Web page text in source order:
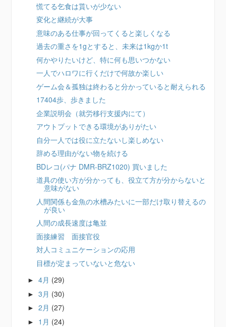
慌てる乞食は貰いが少ない
変化と継続が大事
意味のある仕事が回ってくると楽しくなる
過去の重さを1gとすると、未来は1kgか1t
何かやりたいけど、特に何も思いつかない
一人でハロワに行くだけで何故か楽しい
ゲーム会＆孤独は終わると分かっていると耐えられる
17404歩、歩きました
企業説明会（就労移行支援内にて）
アウトプットできる環境がありがたい
自分一人では役に立たないし楽しめない
辞める理由がない物を続ける
BDレコ(パナ DMR-BRZ1020) 買いました
道具の使い方が分かっても、役立て方が分からないと
意味がない
人間関係も金魚の水槽みたいに一部だけ取り替えるの
が良い
人間の成長速度は亀並
面接練習 面接官役
対人コミュニケーションの応用
目標が定まっていないと危ない
►4月 (29)
►3月 (30)
►2月 (27)
► 1月 (24)